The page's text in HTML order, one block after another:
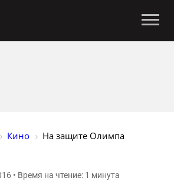
Кино На защите Олимпа
• Время на чтение: 1 минута